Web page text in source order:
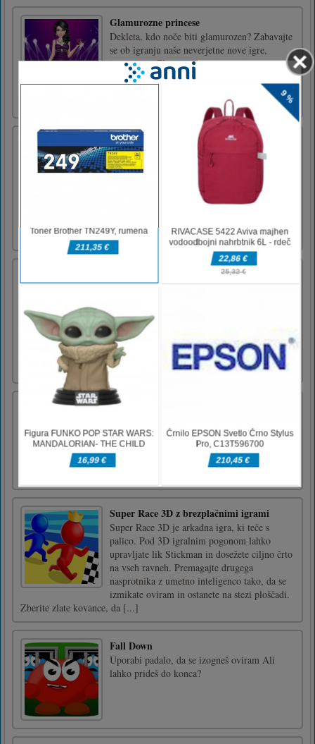
Glamurozne princese
Dekleta, kdo noče biti glamurozen? Zabavajte
se ob igranju naše neverjetne nove igre,
imenovane Glamurozne princese, in
pomagajte našim dekletom, da se pripravijo
na slavnostno zabavo!Levi gumb miške ali
Barvanje divjih živali
Wild Animals Coloring je brezplačna spletna
igra za barvanje in igranje za otroke! V tej
igri boste našli osem različnih slik, ki jih je
treba čim hitreje obarvati, da boste na koncu
shranit [...]
neskončne hodnike v vesoljski postaji. Vaš cilj
je, da pritisnete gumb za srečanje in slepar bo
izgubil. Toda smrtonosne puške, laserji, žagini
rezili in drugo so vam na poti. Z igranjem
lahko o [...]
Vrtne skrivnosti poiščite razlike
iskanjem vseh razlik.
Super Race 3D z brezplačnimi igrami
Super Race 3D je arkadna igra, ki teče s
palico. Pod 3D igralnim pogonom lahko
upravljate lik Stickman in dosežete ciljno črto
na vseh ravneh. Premagajte drugega
nasprotnika z umetno inteligenco tako, da se
izmikate oviram in ostanete na stezi ploščadi.
Zberite zlate kovance, da [...]
Fall Down
Uporabi padalo, da se izogneš oviram Ali
lahko prideš do konca?